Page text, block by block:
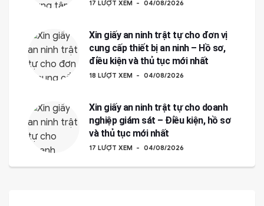
17 LƯỢT XEM 04/08/2026
Xin giấy an ninh trật tự cho đơn vị
cung cấp thiết bị an ninh – Hồ sơ,
điều kiện và thủ tục mới nhất
18 LƯỢT XEM 04/08/2026
Xin giấy an ninh trật tự cho doanh
nghiệp giám sát – Điều kiện, hồ sơ
và thủ tục mới nhất
17 LƯỢT XEM 04/08/2026